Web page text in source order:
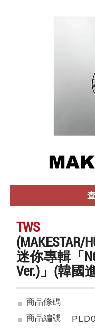
TWS
迷你專輯「
Ver.)」(韓國
商品條碼
商品編號